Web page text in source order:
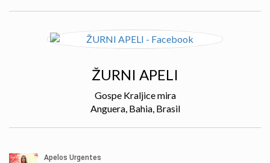
ŽURNI APELI
Gospe Kraljice mira
Anguera, Bahia, Brasil